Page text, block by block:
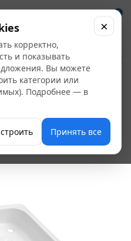
0
корректно,
и показывать
Вы можете
категории или
Подробнее — в
Принять все
×